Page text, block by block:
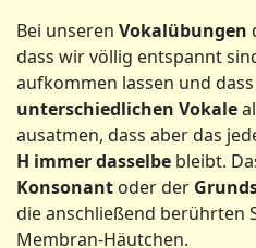
Bei unseren Vokalübungen
dass wir völlig entspannt
aufkommen lassen und
unterschiedlichen Vokale
ausatmen, dass aber das
H immer dasselbe bleibt.
Konsonant oder der
die anschließend berührten
Membran-Häutchen.